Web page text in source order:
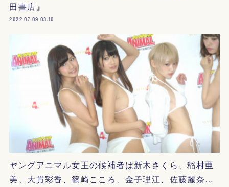
田書店』
2022.07.09 03:10
ヤングアニマル女王の候補者は新木さくら、稲村亜
美、大貫彩香、篠崎こころ、金子理江、佐藤麗奈…